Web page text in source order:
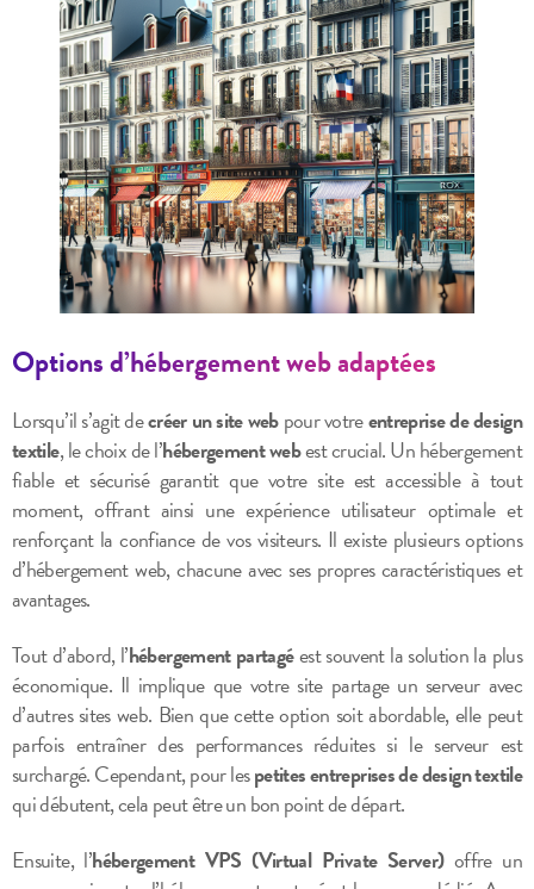
Options d’hébergement web adaptées
Lorsqu’il s’agit decréer un site webpour votreentreprise de design
textile, le choix de l’hébergement webest crucial. Un hébergement
fiable et sécurisé garantit que votre site est accessible à tout
moment, offrant ainsi une expérience utilisateur optimale et
renforçant la confiance de vos visiteurs. Il existe plusieurs options
d’hébergement web, chacune avec ses propres caractéristiques et
avantages.
Tout d’abord, l’hébergement partagéest souvent la solution la plus
économique. Il implique que votre site partage un serveur avec
d’autres sites web. Bien que cette option soit abordable, elle peut
parfois entraîner des performances réduites si le serveur est
surchargé. Cependant, pour lespetites entreprises de design textile
qui débutent, cela peut être un bon point de départ.
Ensuite, l’hébergement VPS (Virtual Private Server)offre un